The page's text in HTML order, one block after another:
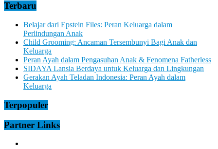
Terbaru
Belajar dari Epstein Files: Peran Keluarga dalam
Perlindungan Anak
Child Grooming: Ancaman Tersembunyi Bagi Anak dan
Keluarga
Peran Ayah dalam Pengasuhan Anak & Fenomena Fatherless
SIDAYA Lansia Berdaya untuk Keluarga dan Lingkungan
Gerakan Ayah Teladan Indonesia: Peran Ayah dalam
Keluarga
Terpopuler
Partner Links